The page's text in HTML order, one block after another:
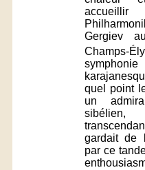
Gergiev
Champs-
quel point
un
gardait de
par ce